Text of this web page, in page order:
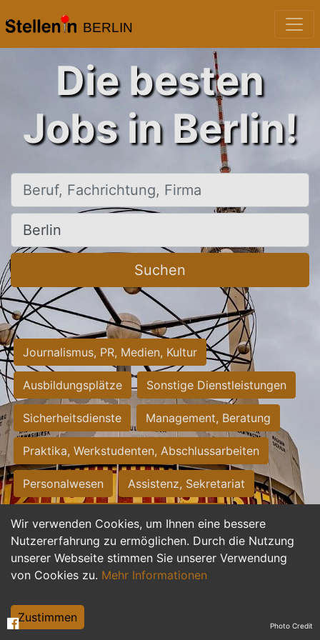
BERLIN
Wir verwenden Cookies, um Ihnen eine bessere
Nutzererfahrung zu ermöglichen. Durch die Nutzung
unserer Webseite stimmen Sie unserer Verwendung
von Cookies zu. Mehr Informationen
Zustimmen
Die besten
Jobs in Berlin!
Beruf, Fachrichtung, Firma
Ort, Stadt
Suchen
Journalismus, PR, Medien, Kultur
Ausbildungsplätze Sonstige Dienstleistungen
Sicherheitsdienste Management, Beratung
Praktika, Werkstudenten, Abschlussarbeiten
Personalwesen Assistenz, Sekretariat
Hilfskräfte, Aushilfs- und Nebenjobs
Einkauf, Logistik, Materialwirtschaft
Weiterbildung, Studium, duale Ausbildung
Tourismus
Photo Credit